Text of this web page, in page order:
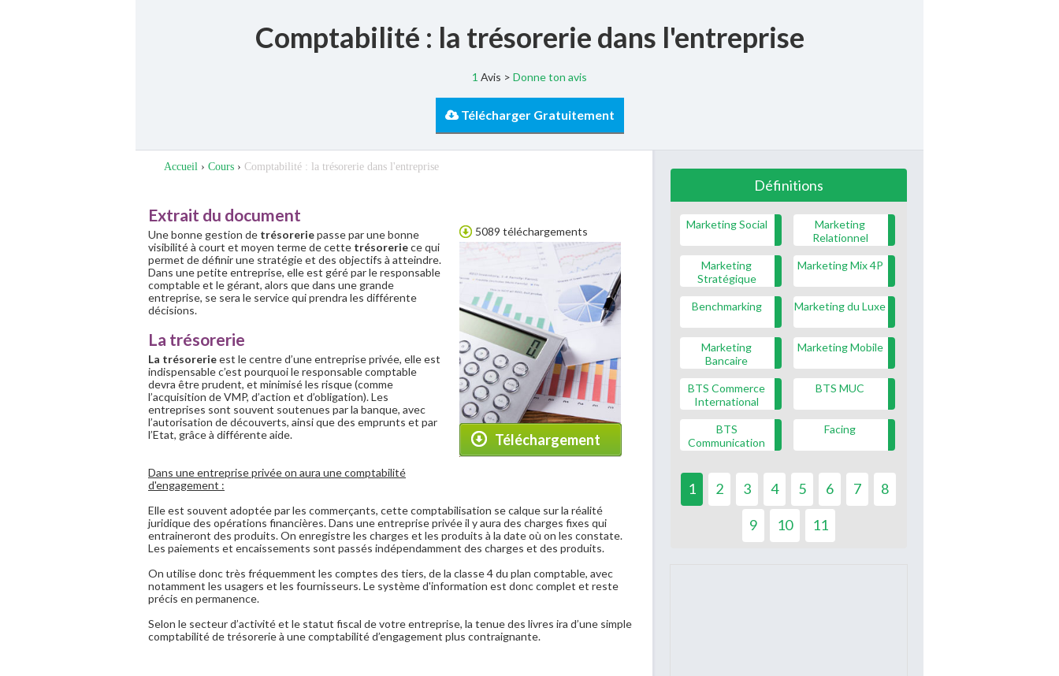
Comptabilité : la trésorerie dans l'entreprise
1 Avis > Donne ton avis
Télécharger Gratuitement
Accueil › Cours › Comptabilité : la trésorerie dans l'entreprise
Téléchargement
5089 téléchargements
Extrait du document
Une bonne gestion de trésoreriepasse par une bonne
visibilité à court et moyen terme de cette trésoreriece qui
permet de définir une stratégie et des objectifs à atteindre.
Dans une petite entreprise, elle est géré par le responsable
comptable et le gérant, alors que dans une grande
entreprise, se sera le service qui prendra les différente
décisions.
La trésorerie
La trésorerieest le centre d’une entreprise privée, elle est
indispensable c’est pourquoi le responsable comptable
devra être prudent, et minimisé les risque (comme
l’acquisition de VMP, d’action et d’obligation). Les
entreprises sont souvent soutenues par la banque, avec
l’autorisation de découverts, ainsi que des emprunts et par
l’Etat, grâce à différente aide.
Dans une entreprise privée on aura une comptabilité
d'engagement :
Elle est souvent adoptée par les commerçants, cette comptabilisation se calque sur la réalité
juridique des opérations financières. Dans une entreprise privée il y aura des charges fixes qui
entraineront des produits. On enregistre les charges et les produits à la date où on les constate.
Les paiements et encaissements sont passés indépendamment des charges et des produits.
On utilise donc très fréquemment les comptes des tiers, de la classe 4 du plan comptable, avec
notamment les usagers et les fournisseurs. Le système d'information est donc complet et reste
précis en permanence.
Selon le secteur d’activité et le statut fiscal de votre entreprise, la tenue des livres ira d’une simple
comptabilité de trésorerie à une comptabilité d’engagement plus contraignante.
Définitions
Marketing Social
Marketing
Relationnel
Marketing
Stratégique
Marketing Mix 4P
Benchmarking Marketing du Luxe
Marketing
Bancaire
Marketing Mobile
BTS Commerce
International
BTS MUC
BTS
Communication
Facing
1 2 3 4 5 6 7 8
9 10 11